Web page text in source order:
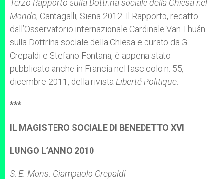
Terzo Rapporto sulla Dottrina sociale della Chiesa nel
Mondo, Cantagalli, Siena 2012. Il Rapporto, redatto
dall’Osservatorio internazionale Cardinale Van Thuân
sulla Dottrina sociale della Chiesa e curato da G.
Crepaldi e Stefano Fontana, è appena stato
pubblicato anche in Francia nel fascicolo n. 55,
dicembre 2011, della rivista Liberté Politique
***
IL MAGISTERO SOCIALE DI BENEDETTO XVI
LUNGO L’ANNO 2010
S. E. Mons. Giampaolo Crepaldi